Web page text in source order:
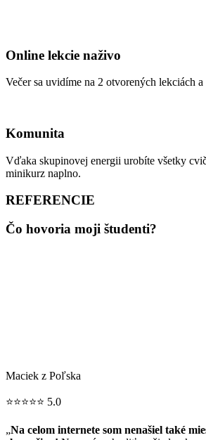
Online lekcie naživo
Večer sa uvidíme na 2 otvorených lekciách
Komunita
Vďaka skupinovej energii urobíte všetky
minikurz naplno.
REFERENCIE
Čo hovoria moji študenti?
Maciek z Poľska
⭐⭐⭐⭐⭐ 5.0
„Na celom internete som nenašiel také